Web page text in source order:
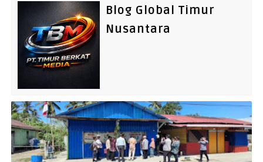
Blog Global Timur
Nusantara